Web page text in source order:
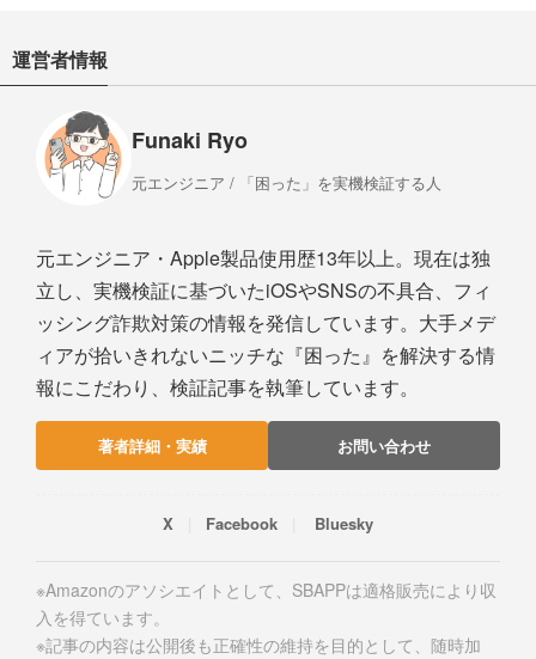
運営者情報
Funaki Ryo
元エンジニア / 「困った」を実機検証する人
元エンジニア・Apple製品使用歴13年以上。現在は独
立し、実機検証に基づいたiOSやSNSの不具合、フィ
ッシング詐欺対策の情報を発信しています。大手メデ
ィアが拾いきれないニッチな『困った』を解決する情
報にこだわり、検証記事を執筆しています。
著者詳細・実績 お問い合わせ
X Facebook Bluesky
※Amazonのアソシエイトとして、SBAPPは適格販売により収
入を得ています。
※記事の内容は公開後も正確性の維持を目的として、随時加